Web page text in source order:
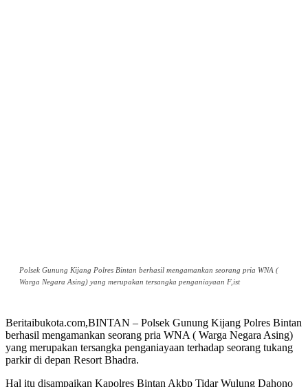
Polsek Gunung Kijang Polres Bintan berhasil mengamankan seorang pria WNA (
Warga Negara Asing) yang merupakan tersangka penganiayaan F,ist
Beritaibukota.com,BINTAN – Polsek Gunung Kijang Polres Bintan
berhasil mengamankan seorang pria WNA ( Warga Negara Asing)
yang merupakan tersangka penganiayaan terhadap seorang tukang
parkir di depan Resort Bhadra.
Hal itu disampaikan Kapolres Bintan Akbp Tidar Wulung Dahono